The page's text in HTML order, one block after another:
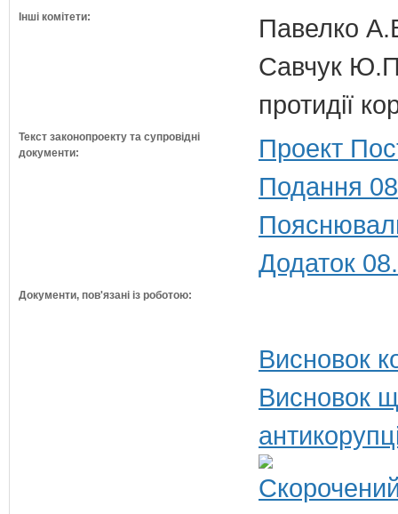
Інші комітети:
Павелко
Савчук Ю.П.
протидії
Текст законопроекту та супровідні
документи:
Проект
Подання
Додаток
Документи, пов'язані із роботою:
Висновок
Висновок